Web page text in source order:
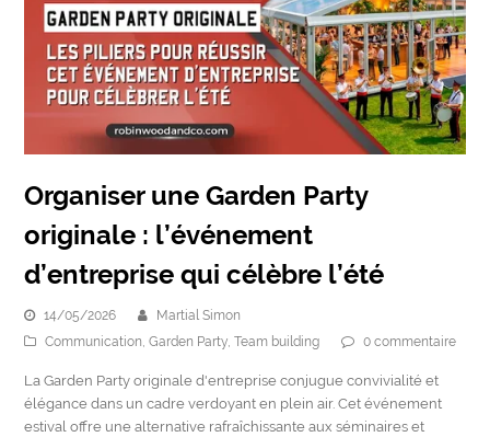
Organiser une Garden Party
originale : l’événement
d’entreprise qui célèbre l’été
14/05/2026
Martial Simon
Communication,Garden Party,Team building 0 commentaire
La Garden Party originale d'entreprise conjugue convivialité et
élégance dans un cadre verdoyant en plein air. Cet événement
estival offre une alternative rafraîchissante aux séminaires et